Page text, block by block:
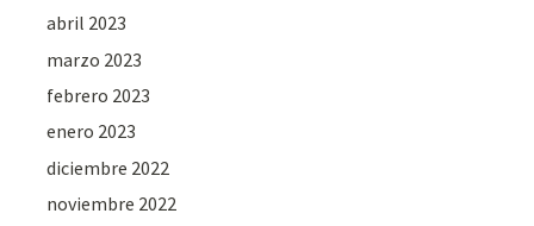
abril 2023
marzo 2023
febrero 2023
enero 2023
diciembre 2022
noviembre 2022